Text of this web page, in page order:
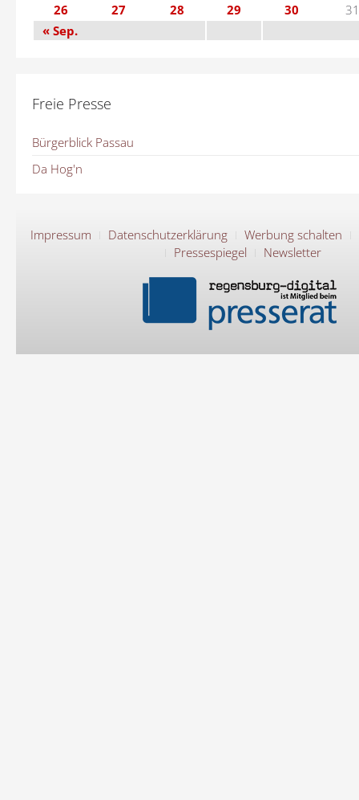
26 27 28 29 30
31
« Sep.
Freie Presse
Bürgerblick Passau
Da Hog'n
Impressum Datenschutzerklärung
Werbung schalten
Pressespiegel
Newsletter